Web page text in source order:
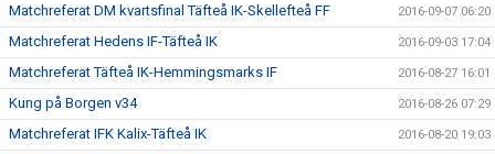
Matchreferat DM kvartsfinal Täfteå IK-Skellefteå FF 2016-09-07 06:20
Matchreferat Hedens IF-Täfteå IK 2016-09-03 17:04
Matchreferat Täfteå IK-Hemmingsmarks IF 2016-08-27 16:01
Kung på Borgen v34 2016-08-26 07:29
Matchreferat IFK Kalix-Täfteå IK 2016-08-20 19:03